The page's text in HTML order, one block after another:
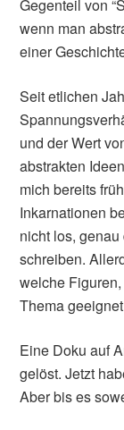
Gegenteil von
wenn man
einer
Seit etlichen
und der Wert
abstrakten
mich bereits
Inkarnationen
nicht los,
schreiben.
welche
Thema
Eine Doku auf
gelöst. Jetzt
Aber bis es